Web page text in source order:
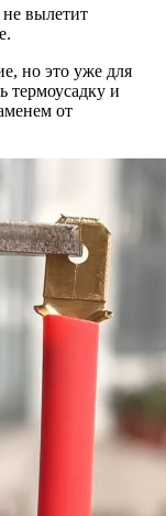
не вылетит
но это уже для
термоусадку и
от